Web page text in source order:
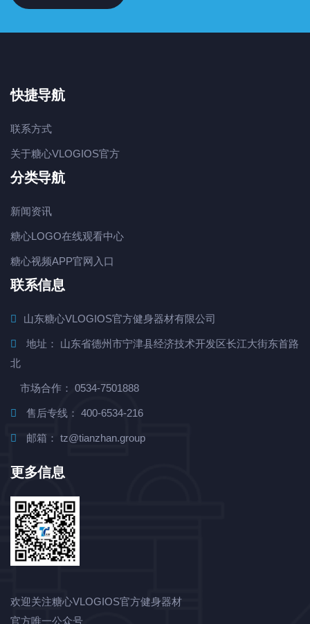
快捷导航
联系方式
关于糖心VLOGIOS官方
分类导航
新闻资讯
糖心LOGO在线观看中心
糖心视频APP官网入口
联系信息
山东糖心VLOGIOS官方健身器材有限公司
地址： 山东省德州市宁津县经济技术开发区长江大街东首路
北
市场合作： 0534-7501888
售后专线： 400-6534-216
邮箱： tz@tianzhan.group
更多信息
欢迎关注糖心VLOGIOS官方健身器材
官方唯一公众号